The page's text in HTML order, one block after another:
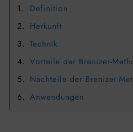
Definition
Herkunft
Technik
Vorteile der Brenizer-
Nachteile der Brenizer-
Anwendungen